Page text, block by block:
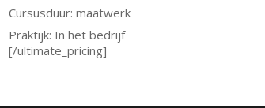
Cursusduur: maatwerk
Praktijk: In het bedrijf
[/ultimate_pricing]